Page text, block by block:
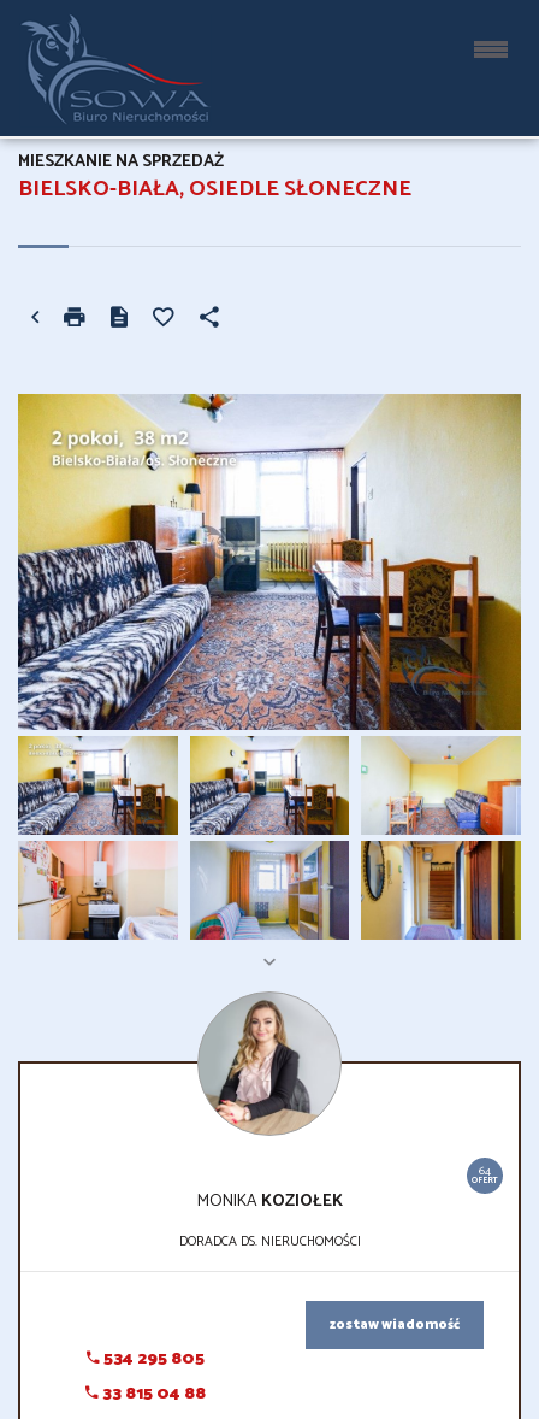
BIELSKO-BIAŁA, OSIEDLE SŁONECZNE
MIESZKANIE NA SPRZEDAŻ
64
OFERT
MONIKAKOZIOŁEK
DORADCA DS. NIERUCHOMOŚCI
534 295 805
33 815 04 88
zostaw wiadomość